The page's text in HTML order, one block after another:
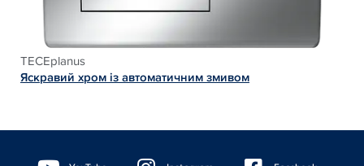
TECEplanus
Яскравий хром із автоматичним змивом
Floating